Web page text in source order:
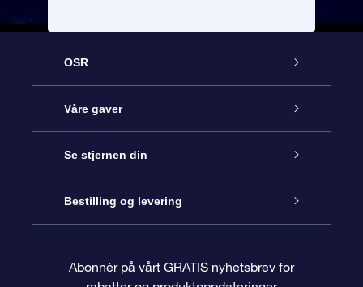
OSR
Kundeservice
Kontakt oss
Bloggen
Våre gaver
Online Stjernegave
OSR Gavepakke
Se stjernen din
Star Register
Bestilling og levering
Abonnér på vårt GRATIS nyhetsbrev for